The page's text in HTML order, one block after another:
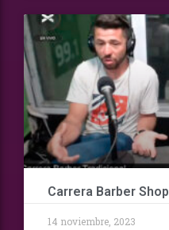
Carrera Barber Shop
14 noviembre, 2023